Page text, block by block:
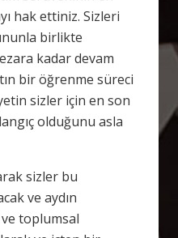
hak ettiniz. Sizleri
birlikte
kadar devam
bir öğrenme süreci
sizler için en son
olduğunu asla
sizler bu
ve aydın
toplumsal